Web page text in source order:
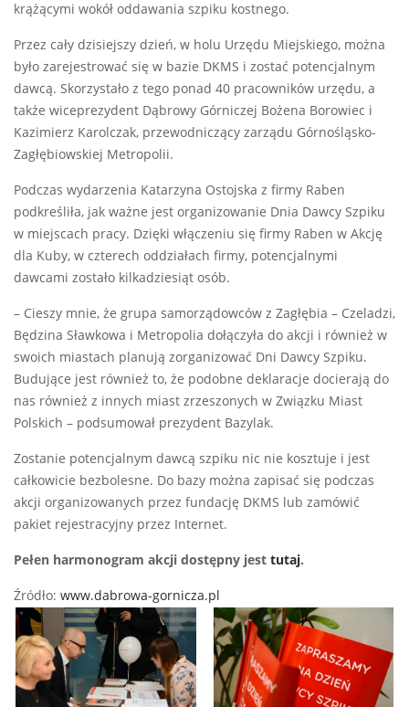
krążącymi wokół oddawania szpiku kostnego.
Przez cały dzisiejszy dzień, w holu Urzędu Miejskiego, można
było zarejestrować się w bazie DKMS i zostać potencjalnym
dawcą. Skorzystało z tego ponad 40 pracowników urzędu, a
także wiceprezydent Dąbrowy Górniczej Bożena Borowiec i
Kazimierz Karolczak, przewodniczący zarządu Górnośląsko-
Zagłębiowskiej Metropolii.
Podczas wydarzenia Katarzyna Ostojska z firmy Raben
podkreśliła, jak ważne jest organizowanie Dnia Dawcy Szpiku
w miejscach pracy. Dzięki włączeniu się firmy Raben w Akcję
dla Kuby, w czterech oddziałach firmy, potencjalnymi
dawcami zostało kilkadziesiąt osób.
– Cieszy mnie, że grupa samorządowców z Zagłębia – Czeladzi,
Będzina Sławkowa i Metropolia dołączyła do akcji i również w
swoich miastach planują zorganizować Dni Dawcy Szpiku.
Budujące jest również to, że podobne deklaracje docierają do
nas również z innych miast zrzeszonych w Związku Miast
Polskich – podsumował prezydent Bazylak.
Zostanie potencjalnym dawcą szpiku nic nie kosztuje i jest
całkowicie bezbolesne. Do bazy można zapisać się podczas
akcji organizowanych przez fundację DKMS lub zamówić
pakiet rejestracyjny przez Internet.
Pełen harmonogram akcji dostępny jest tutaj.
Źródło: www.dabrowa-gornicza.pl